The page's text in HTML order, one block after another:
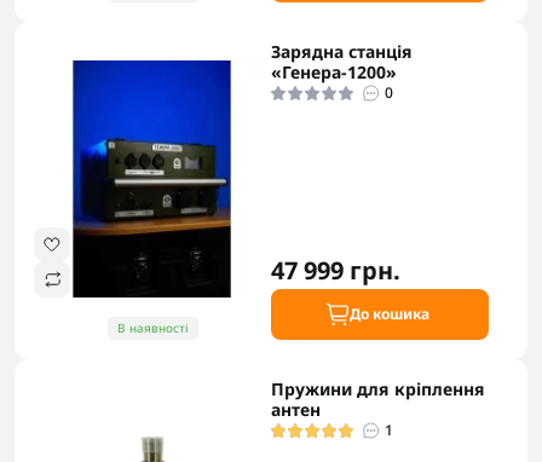
В наявності
Зарядна станція
«Генера-1200»
0
47 999 грн.
До кошика
Пружини для кріплення
антен
1